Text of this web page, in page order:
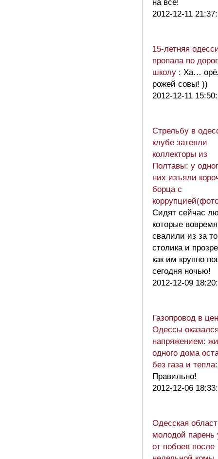
на все!
2012-12-11
15-летняя
пропала по
школу : Ха…
рожей совы! ))
2012-12-11
Стрельбу в
клубе затеяли
коллекторы из
Полтавы: у
них изъяли
борца с
Сидят сейчас
которые вовремя
свалили из за
столика и
как им крупно
сегодня ночью!
2012-12-09
Газопровод в
Одессы
напряжением:
одного дома
без газа и тепла:
Правильно!
2012-12-06
Одесская
молодой парень
от побоев после